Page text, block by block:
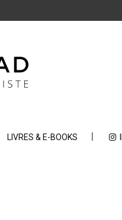
LIVRES & E-BOOKS